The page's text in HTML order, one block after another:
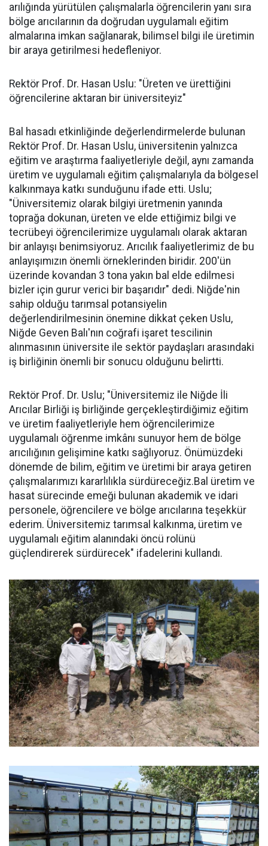
arılığında yürütülen çalışmalarla öğrencilerin yanı sıra
bölge arıcılarının da doğrudan uygulamalı eğitim
almalarına imkan sağlanarak, bilimsel bilgi ile üretimin
bir araya getirilmesi hedefleniyor.
Rektör Prof. Dr. Hasan Uslu: "Üreten ve ürettiğini
öğrencilerine aktaran bir üniversiteyiz"
Bal hasadı etkinliğinde değerlendirmelerde bulunan
Rektör Prof. Dr. Hasan Uslu, üniversitenin yalnızca
eğitim ve araştırma faaliyetleriyle değil, aynı zamanda
üretim ve uygulamalı eğitim çalışmalarıyla da bölgesel
kalkınmaya katkı sunduğunu ifade etti. Uslu;
"Üniversitemiz olarak bilgiyi üretmenin yanında
toprağa dokunan, üreten ve elde ettiğimiz bilgi ve
tecrübeyi öğrencilerimize uygulamalı olarak aktaran
bir anlayışı benimsiyoruz. Arıcılık faaliyetlerimiz de bu
anlayışımızın önemli örneklerinden biridir. 200'ün
üzerinde kovandan 3 tona yakın bal elde edilmesi
bizler için gurur verici bir başarıdır" dedi. Niğde'nin
sahip olduğu tarımsal potansiyelin
değerlendirilmesinin önemine dikkat çeken Uslu,
Niğde Geven Balı'nın coğrafi işaret tescilinin
alınmasının üniversite ile sektör paydaşları arasındaki
iş birliğinin önemli bir sonucu olduğunu belirtti.
Rektör Prof. Dr. Uslu; "Üniversitemiz ile Niğde İli
Arıcılar Birliği iş birliğinde gerçekleştirdiğimiz eğitim
ve üretim faaliyetleriyle hem öğrencilerimize
uygulamalı öğrenme imkânı sunuyor hem de bölge
arıcılığının gelişimine katkı sağlıyoruz. Önümüzdeki
dönemde de bilim, eğitim ve üretimi bir araya getiren
çalışmalarımızı kararlılıkla sürdüreceğiz.Bal üretim ve
hasat sürecinde emeği bulunan akademik ve idari
personele, öğrencilere ve bölge arıcılarına teşekkür
ederim. Üniversitemiz tarımsal kalkınma, üretim ve
uygulamalı eğitim alanındaki öncü rolünü
güçlendirerek sürdürecek" ifadelerini kullandı.